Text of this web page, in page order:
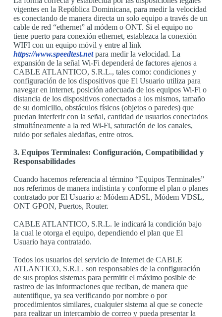
vigentes en la República Dominicana, para medir la velocidad
es conectando de manera directa un solo equipo a través de un
cable de red “ethernet” al módem o ONT. Si el equipo no
tiene puerto para conexión ethernet, establezca la conexión
WIFI con un equipo móvil y entre al link
https://www.speedtest.net para medir la velocidad. La
expansión de la señal Wi-Fi dependerá de factores ajenos a
CABLE ATLANTICO, S.R.L., tales como: condiciones y
configuración de los dispositivos que El Usuario utiliza para
navegar en internet, posición adecuada de los equipos Wi-Fi o
distancia de los dispositivos conectados a los mismos, tamaño
de su domicilio, obstáculos físicos (objetos o paredes) que
puedan interferir con la señal, cantidad de usuarios conectados
simultáneamente a la red Wi-Fi, saturación de los canales,
ruido por señales aledañas, entre otros.
3. Equipos Terminales: Configuración, Compatibilidad y
Responsabilidades
Cuando hacemos referencia al término “Equipos Terminales”
nos referimos de manera indistinta y conforme el plan o planes
contratado por El Usuario a: Módem ADSL, Módem VDSL,
ONT GPON, Puertos, Router.
CABLE ATLANTICO, S.R.L. le indicará la condición bajo
la cual le otorga el equipo, dependiendo el plan que El
Usuario haya contratado.
Todos los usuarios del servicio de Internet de CABLE
ATLANTICO, S.R.L. son responsables de la configuración
de sus propios sistemas para permitir el máximo posible de
rastreo de las informaciones que reciban, de manera que
autentifique, ya sea verificando por nombre o por
procedimientos similares, cualquier sistema al que se conecte
para realizar un intercambio de correo y pueda presentar la